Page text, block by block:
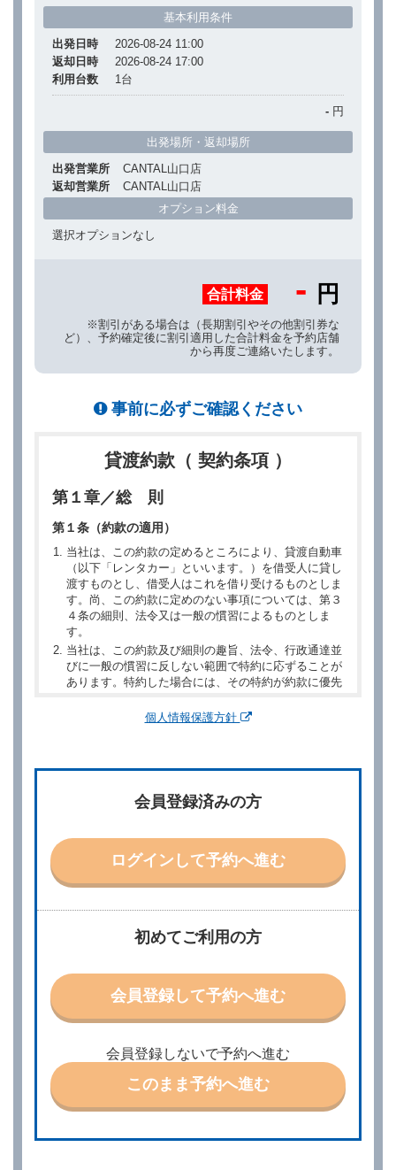
基本利用条件
出発日時
2026-08-24 11:00
返却日時
2026-08-24 17:00
利用台数
1台
- 円
出発場所・返却場所
出発営業所
CANTAL山口店
返却営業所
CANTAL山口店
オプション料金
選択オプションなし
合計料金 - 円
※割引がある場合は（長期割引やその他割引券な
ど）、予約確定後に割引適用した合計料金を予約店舗
から再度ご連絡いたします。
事前に必ずご確認ください
貸渡約款（ 契約条項 ）
第１章／総 則
第１条（約款の適用）
当社は、この約款の定めるところにより、貸渡自動車
（以下「レンタカー」といいます。）を借受人に貸し
渡すものとし、借受人はこれを借り受けるものとしま
す。尚、この約款に定めのない事項については、第３
４条の細則、法令又は一般の慣習によるものとしま
す。
当社は、この約款及び細則の趣旨、法令、行政通達並
びに一般の慣習に反しない範囲で特約に応ずることが
あります。特約した場合には、その特約が約款に優先
別に定める料金表等に同意のうえ、別に定める方法に
他の借受条件（以下「借受条件」といいます。）を明
示して予約の申込みを行うことができます。なお、当
社は、電話連絡並びに電子メールによる予約に応じま
責任を負わないものとします。
当社は、借受人から予約の申込みがあったときは、原
則として、当社の保有するレンタカーの範囲内で予約
特に認める場合を除き、別に定める予約申込金を支払
うものとします。
第３条（予約の変更）
借受人は、前条第１項の借受条件を変更しようとする
ときは、あらかじめ当社の承諾を受けなければならな
いものとします。
第４条（予約の取消し等）
ができます。
個人情報保護方針
初めてご利用の方
会員登録して予約へ進む
会員登録しないで予約へ進む
このまま予約へ進む
会員登録済みの方
ログインして予約へ進む